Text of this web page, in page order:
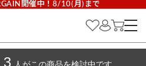
開催中！8/10(月)まで
3